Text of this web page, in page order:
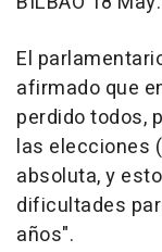
El
afirmado que
perdido todos,
las elecciones
absoluta, y
dificultades
años".